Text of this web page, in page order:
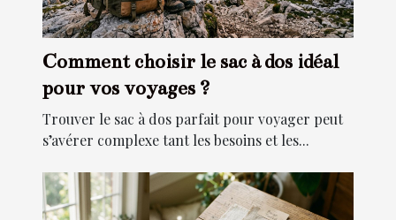
Comment choisir le sac à dos idéal
pour vos voyages ?
Trouver le sac à dos parfait pour voyager peut
s’avérer complexe tant les besoins et les...